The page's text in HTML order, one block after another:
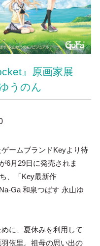
』原画家展
うのん
ームブランドKeyより待
6月29日に発売されま
、「Key最新作
Ga 和泉つばす 永山ゆ
に、夏休みを利用して
依里。祖母の思い出の